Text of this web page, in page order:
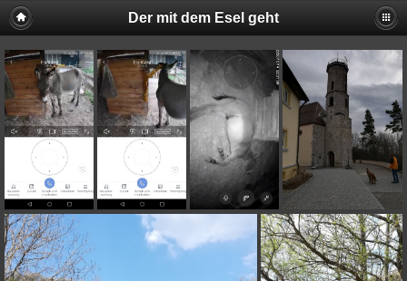
Der mit dem Esel geht